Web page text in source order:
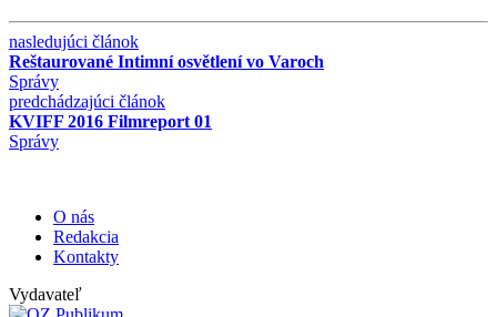
nasledujúci článok
Reštaurované Intimní osvětlení vo Varoch
Správy
predchádzajúci článok
KVIFF 2016 Filmreport 01
Správy
O nás
Redakcia
Kontakty
Vydavateľ